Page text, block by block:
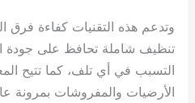
وتدعم هذه التقنيات كفاءة فرق
تنظيف شاملة تحافظ على جودة
التسبب في أي تلف، كما تتيح
الأرضيات والمفروشات بمرونة